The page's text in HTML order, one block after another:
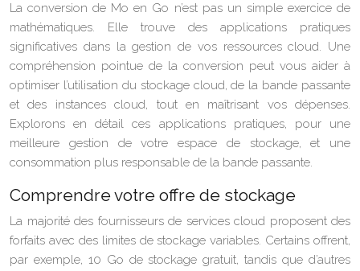
La conversion de Mo en Go n’est pas un simple exercice de
mathématiques. Elle trouve des applications pratiques
significatives dans la gestion de vos ressources cloud. Une
compréhension pointue de la conversion peut vous aider à
optimiser l’utilisation du stockage cloud, de la bande passante
et des instances cloud, tout en maîtrisant vos dépenses.
Explorons en détail ces applications pratiques, pour une
meilleure gestion de votre espace de stockage, et une
consommation plus responsable de la bande passante.
Comprendre votre offre de stockage
La majorité des fournisseurs de services cloud proposent des
forfaits avec des limites de stockage variables. Certains offrent,
par exemple, 10 Go de stockage gratuit, tandis que d’autres